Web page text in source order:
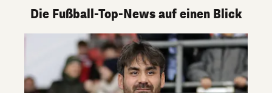
Die Fußball-Top-News auf einen Blick